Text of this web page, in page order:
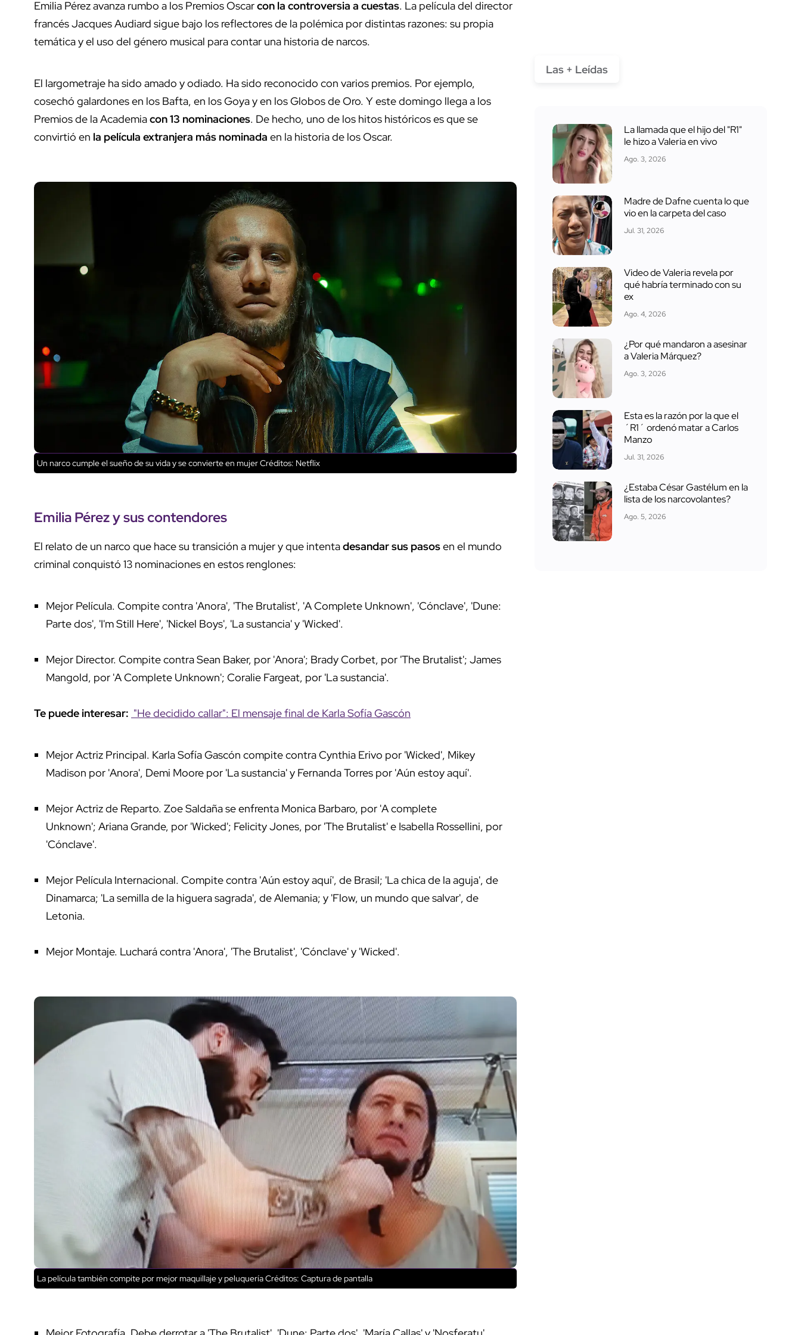
Emilia Pérez avanza rumbo a los Premios Oscarcon la controversia a cuestas. La película del director
francés Jacques Audiard sigue bajo los reflectores de la polémica por distintas razones: su propia
temática y el uso del género musical para contar una historia de narcos.
El largometraje ha sido amado y odiado. Ha sido reconocido con varios premios. Por ejemplo,
cosechó galardones en los Bafta, en los Goya y en los Globos de Oro. Y este domingo llega a los
Premios de la Academiacon 13 nominaciones. De hecho, uno de los hitos históricos es que se
convirtió en la película extranjera más nominada en la historia de los Oscar.
Un narco cumple el sueño de su vida y se convierte en mujerCréditos: Netflix
Emilia Pérez y sus contendores
El relato de un narco que hace su transición a mujer y que intentadesandar sus pasosen el mundo
criminal conquistó 13 nominaciones en estos renglones:
Mejor Película. Compite contra 'Anora', 'The Brutalist', 'A Complete Unknown', 'Cónclave', 'Dune:
Parte dos', 'I'm Still Here', 'Nickel Boys', 'La sustancia' y 'Wicked'.
Mejor Director. Compite contra Sean Baker, por 'Anora'; Brady Corbet, por 'The Brutalist'; James
Mangold, por 'A Complete Unknown'; Coralie Fargeat, por 'La sustancia'.
Te puede interesar: "He decidido callar": El mensaje final de Karla Sofía Gascón
Mejor Actriz Principal. Karla Sofía Gascón compite contra Cynthia Erivo por 'Wicked', Mikey
Madison por 'Anora', Demi Moore por 'La sustancia' y Fernanda Torres por 'Aún estoy aquí'.
Mejor Actriz de Reparto. Zoe Saldaña se enfrenta Monica Barbaro, por 'A complete
Unknown'; Ariana Grande, por 'Wicked'; Felicity Jones, por 'The Brutalist' e Isabella Rossellini, por
'Cónclave'.
Mejor Película Internacional. Compite contra 'Aún estoy aquí', de Brasil; 'La chica de la aguja', de
Dinamarca; 'La semilla de la higuera sagrada', de Alemania; y 'Flow, un mundo que salvar', de
Letonia.
Mejor Montaje. Luchará contra 'Anora', 'The Brutalist', 'Cónclave' y 'Wicked'.
La película también compite por mejor maquillaje y peluqueríaCréditos: Captura de pantalla
Las + Leídas
La llamada que el hijo del "R1"
le hizo a Valeria en vivo
Ago. 3, 2026
Madre de Dafne cuenta lo que
vio en la carpeta del caso
Jul. 31, 2026
Video de Valeria revela por
qué habría terminado con su
ex
Ago. 4, 2026
¿Por qué mandaron a asesinar
a Valeria Márquez?
Ago. 3, 2026
Esta es la razón por la que el
´R1´ ordenó matar a Carlos
Manzo
Jul. 31, 2026
¿Estaba César Gastélum en la
lista de los narcovolantes?
Ago. 5, 2026